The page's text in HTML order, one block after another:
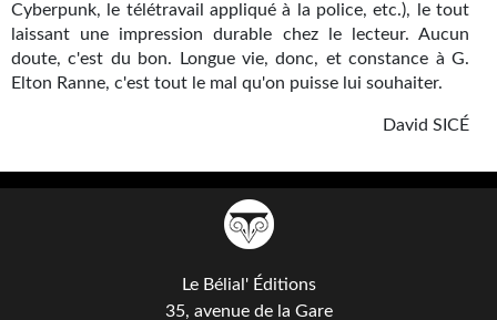
Revue de presse
Récompenses
La Bibliothèque orbitale
Cyberpunk, le télétravail appliqué à la police, etc.), le tout
laissant une impression durable chez le lecteur. Aucun
doute, c'est du bon. Longue vie, donc, et constance à G.
Elton Ranne, c'est tout le mal qu'on puisse lui souhaiter.
David SICÉ
Le Bélial' Éditions
35, avenue de la Gare